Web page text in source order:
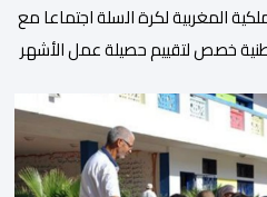
المغربية لكرة السلة اجتماعا مع
خصص لتقييم حصيلة عمل الأشهر
وشهد الاجتماع تقديم عرض
مفصل حول مشاركة المنتخبين الوطنيين لأقل من 18 سنة، إناثا وذكورا،
كل […]